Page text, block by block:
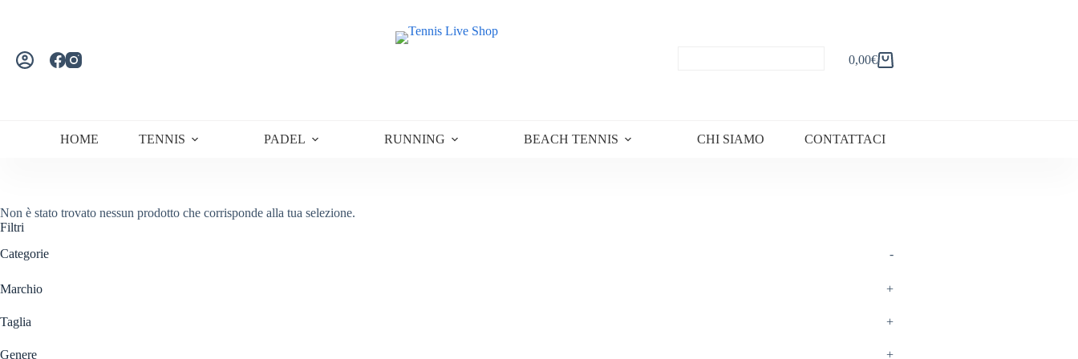
Carrello
0,00€
HOME TENNIS PADEL RUNNING BEACH TENNIS CHI SIAMO CONTATTACI
Non è stato trovato nessun prodotto che corrisponde alla tua selezione.
Filtri
Categorie
-
Marchio +
Taglia +
Genere +